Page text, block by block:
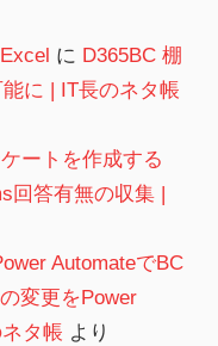
に D365BC 棚
に | IT長のネタ帳
ートを作成する
回答有無の収集 |
AutomateでBC
変更をPower
タ帳 より